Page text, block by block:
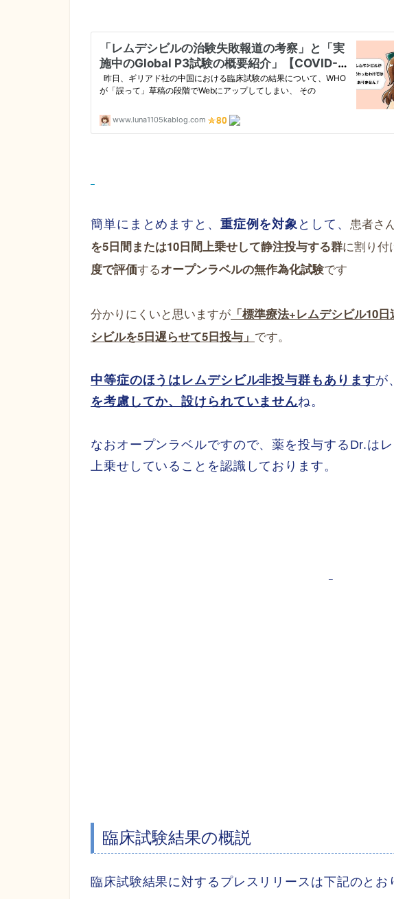
簡単にまとめますと、 重症例を対象 として、 患者さ
を5日間または10日間上乗せして静注投与する群に割り付
度で評価するオープンラベルの無作為化試験です
分かりにくいと思いますが 「標準療法+レムデシビル10
シビルを5日遅らせて5日投与」 です。
中等症のほうはレムデシビル非投与群もありますが
を考慮してか、設けられていませんね。
なおオープンラベルですので、薬を投与するDr.は
上乗せしていることを認識しております。
臨床試験結果の概説
臨床試験結果に対するプレスリリースは下記のとお